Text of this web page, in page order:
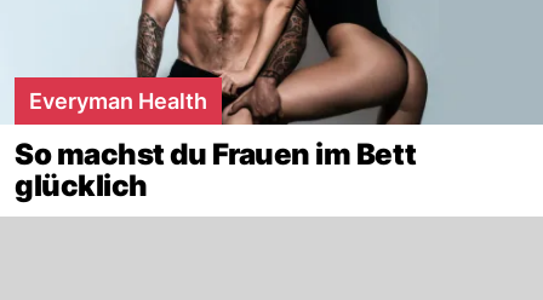
Everyman Health
So machst du Frauen im Bett
glücklich